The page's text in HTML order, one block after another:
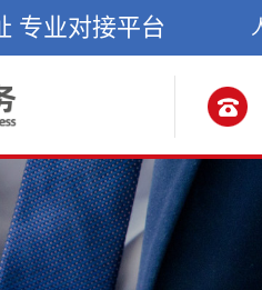
专业对接平台